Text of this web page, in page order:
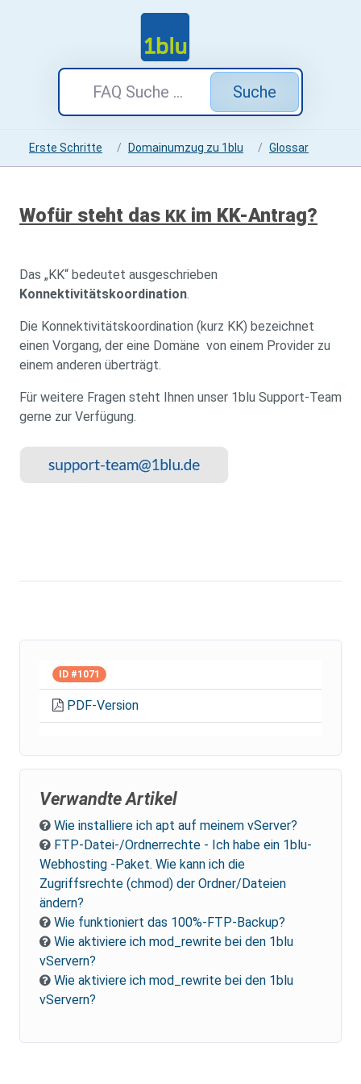
Suche
Erste Schritte Domainumzug zu 1blu Glossar
Wofür steht das KK im KK-Antrag?
Das „KK“ bedeutet ausgeschrieben
Konnektivitätskoordination.
Die Konnektivitätskoordination (kurz KK) bezeichnet
einen Vorgang, der eine Domäne von einem Provider zu
einem anderen überträgt.
Für weitere Fragen steht Ihnen unser 1blu Support-Team
gerne zur Verfügung.
ID #1071
PDF-Version
Verwandte Artikel
Wie installiere ich apt auf meinem vServer?
FTP-Datei-/Ordnerrechte - Ich habe ein 1blu-
Webhosting -Paket. Wie kann ich die
Zugriffsrechte (chmod) der Ordner/Dateien
ändern?
Wie funktioniert das 100%-FTP-Backup?
Wie aktiviere ich mod_rewrite bei den 1blu
vServern?
Wie aktiviere ich mod_rewrite bei den 1blu
vServern?